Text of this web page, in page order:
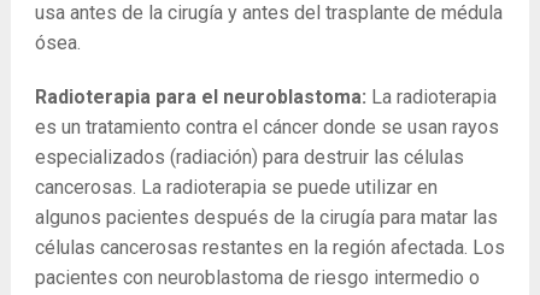
usa antes de la cirugía y antes del trasplante de médula
ósea.
Radioterapia para el neuroblastoma: La radioterapia
es un tratamiento contra el cáncer donde se usan rayos
especializados (radiación) para destruir las células
cancerosas. La radioterapia se puede utilizar en
algunos pacientes después de la cirugía para matar las
células cancerosas restantes en la región afectada. Los
pacientes con neuroblastoma de riesgo intermedio o